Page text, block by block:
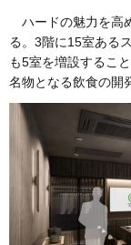
ハードの魅力を高
る。3階に15室ある
も5室を増設するこ
名物となる飲食の開